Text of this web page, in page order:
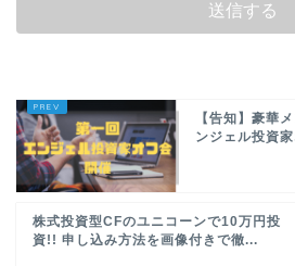
【告知】豪華
ンジェル投資
株式投資型CFのユニコーンで10万円投
資!! 申し込み方法を画像付きで徹...